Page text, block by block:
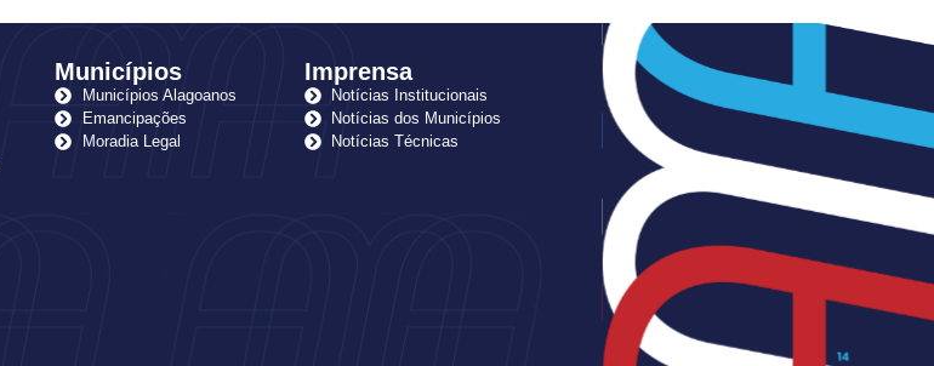
Municípios
Municípios Alagoanos
Emancipações
Moradia Legal
Imprensa
Notícias Institucionais
Notícias dos Municípios
Notícias Técnicas